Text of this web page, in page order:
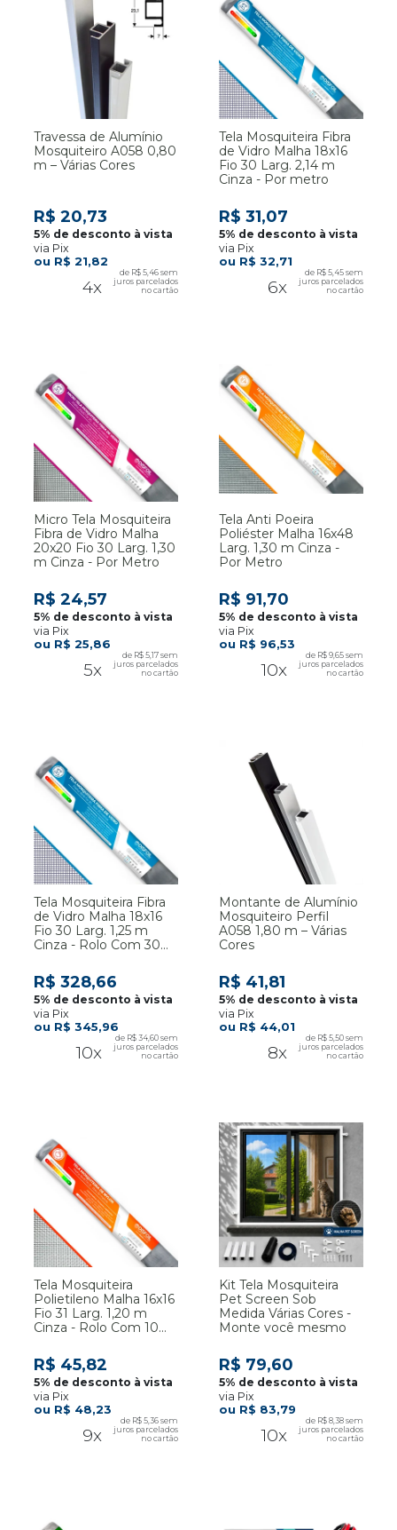
Travessa de Alumínio
Mosquiteiro A058 0,80
m – Várias Cores
R$ 21,82
4x
R$ 5,46
R$ 20,73
via Pix
Tela Mosquiteira Fibra
de Vidro Malha 18x16
Fio 30 Larg. 2,14 m
Cinza - Por metro
R$ 32,71
6x
R$ 5,45
R$ 31,07
via Pix
Micro Tela Mosquiteira
Fibra de Vidro Malha
20x20 Fio 30 Larg. 1,30
m Cinza - Por Metro
R$ 25,86
5x
R$ 5,17
R$ 24,57
via Pix
Tela Anti Poeira
Poliéster Malha 16x48
Larg. 1,30 m Cinza -
Por Metro
R$ 96,53
10x
R$ 9,65
R$ 91,70
via Pix
Tela Mosquiteira Fibra
de Vidro Malha 18x16
Fio 30 Larg. 1,25 m
Cinza - Rolo Com 30
R$ 345,96
10x
R$ 34,60
R$ 328,66
via Pix
Montante de Alumínio
Mosquiteiro Perfil
A058 1,80 m – Várias
Cores
R$ 44,01
8x
R$ 5,50
R$ 41,81
via Pix
Tela Mosquiteira
Polietileno Malha 16x16
Fio 31 Larg. 1,20 m
Cinza - Rolo Com 10
R$ 48,23
9x
R$ 5,36
R$ 45,82
via Pix
Kit Tela Mosquiteira
Pet Screen Sob
Medida Várias Cores -
Monte você mesmo
R$ 83,79
10x
R$ 8,38
R$ 79,60
via Pix